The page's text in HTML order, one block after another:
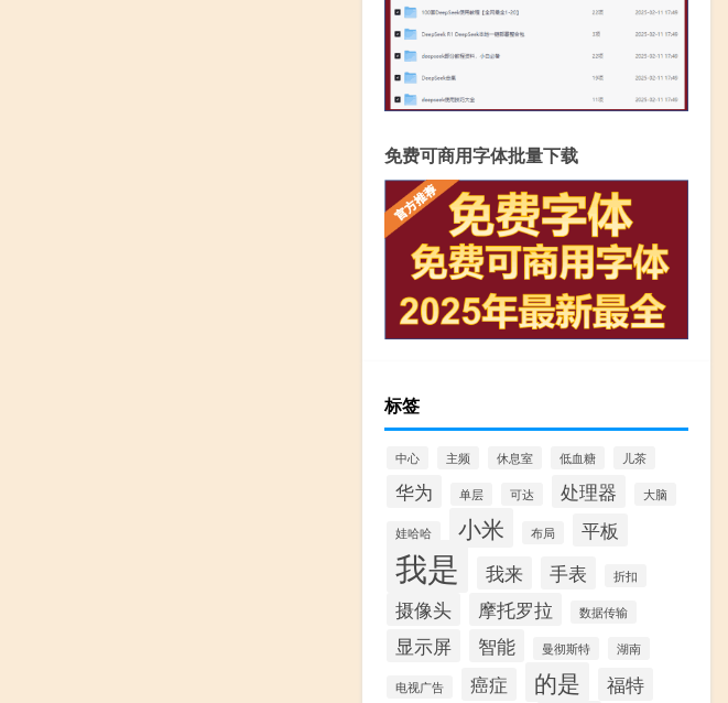
免费可商用字体批量下载
标签
中心 主频 休息室 低血糖 儿茶
华为 单层 可达 处理器 大脑
娃哈哈 小米 布局 平板
我是 我来 手表 折扣
摄像头 摩托罗拉 数据传输
显示屏 智能 曼彻斯特 湖南
电视广告 癌症 的是
福特